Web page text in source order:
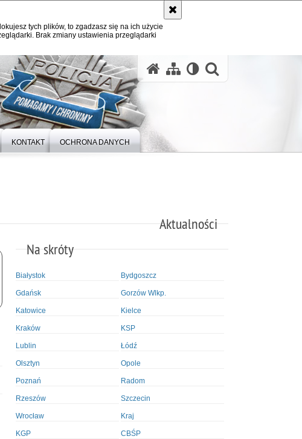
tych plików, to zgadzasz się na ich użycie
Brak zmiany ustawienia przeglądarki
KONTAKT OCHRONA DANYCH
Aktualności
Na skróty
Białystok Bydgoszcz
Gdańsk Gorzów Wlkp.
Katowice Kielce
Kraków KSP
Lublin Łódź
Olsztyn Opole
Poznań Radom
Rzeszów Szczecin
Wrocław Kraj
KGP CBŚP